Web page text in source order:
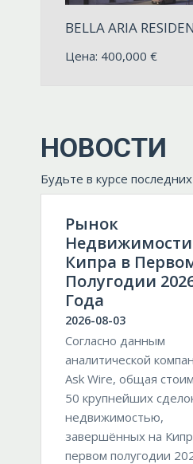
BELLA ARIA
Цена: 400,000 €
НОВОСТИ
Будьте в курсе
Рынок
Недвижимости
Кипра в
Полугодии
Года
2026-08-03
Согласно данным
аналитической
Ask Wire, общая
50 крупнейших
недвижимостью,
завершённых на
первом полугодии